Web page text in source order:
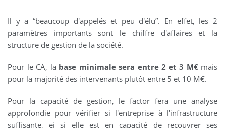
Il y a “beaucoup d'appelés et peu d'élu”. En effet, les 2
paramètres importants sont le chiffre d'affaires et la
structure de gestion de la société.
Pour le CA, la base minimale sera entre 2 et 3 M€mais
pour la majorité des intervenants plutôt entre 5 et 10 M€.
Pour la capacité de gestion, le factor fera une analyse
approfondie pour vérifier si l'entreprise à l'infrastructure
suffisante, ei si elle est en capacité de recouvrer ses